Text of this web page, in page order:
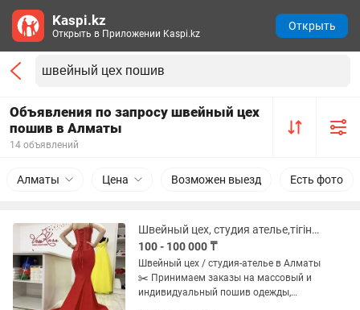
Объявления по запросу швейный цех
пошив в Алматы
14 объявлений
Алматы Цена Возможен выезд Есть фото
Швейный цех, студия ателье,тігінші, вечернее платье, пошив массовой одежды
100 - 100 000 ₸
Швейный цех / студия-ателье в Алматы
✂️ Принимаем заказы на массовый и
индивидуальный пошив одежды,
Kaspi.kz
Открыть в Приложении Kaspi.kz
Открыть